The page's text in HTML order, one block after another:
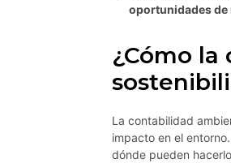
oportunidades de
¿Cómo
La contabilidad
impacto en el
dónde pueden